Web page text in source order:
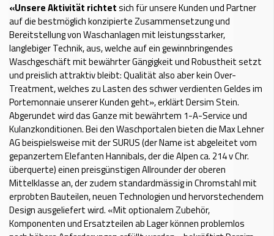
«Unsere Aktivität richtetsich für unsere Kunden und Partner
auf die bestmöglich konzipierte Zusammensetzung und
Bereitstellung von Waschanlagen mit leistungsstarker,
langlebiger Technik, aus, welche auf ein gewinnbringendes
Waschgeschäft mit bewährter Gängigkeit und Robustheit setzt
und preislich attraktiv bleibt: Qualität also aber kein Over-
Treatment, welches zu Lasten des schwer verdienten Geldes im
Portemonnaie unserer Kunden geht», erklärt Dersim Stein.
Abgerundet wird das Ganze mit bewährtem 1-A-Service und
Kulanzkonditionen. Bei den Waschportalen bieten die Max Lehner
AG beispielsweise mit der SURUS (der Name ist abgeleitet vom
gepanzertem Elefanten Hannibals, der die Alpen ca. 214 v Chr.
überquerte) einen preisgünstigen Allrounder der oberen
Mittelklasse an, der zudem standardmässig in Chromstahl mit
erprobten Bauteilen, neuen Technologien und hervorstechendem
Design ausgeliefert wird. «Mit optionalem Zubehör,
Komponenten und Ersatzteilen ab Lager können problemlos